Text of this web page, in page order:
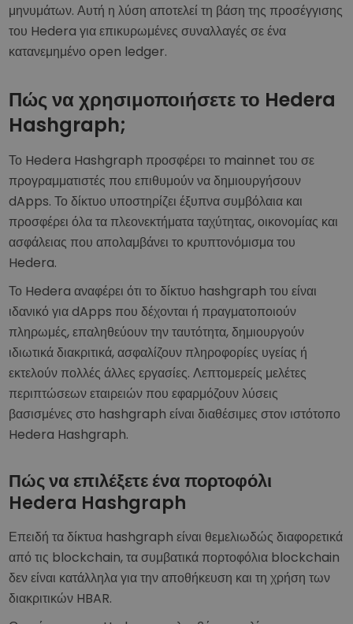
μηνυμάτων. Αυτή η λύση αποτελεί τη βάση της προσέγγισης
του Hedera για επικυρωμένες συναλλαγές σε ένα
κατανεμημένο open ledger.
Πώς να χρησιμοποιήσετε το Hedera
Hashgraph;
Το Hedera Hashgraph προσφέρει το mainnet του σε
προγραμματιστές που επιθυμούν να δημιουργήσουν
dApps. Το δίκτυο υποστηρίζει έξυπνα συμβόλαια και
προσφέρει όλα τα πλεονεκτήματα ταχύτητας, οικονομίας και
ασφάλειας που απολαμβάνει το κρυπτονόμισμα του
Hedera.
Το Hedera αναφέρει ότι το δίκτυο hashgraph του είναι
ιδανικό για dApps που δέχονται ή πραγματοποιούν
πληρωμές, επαληθεύουν την ταυτότητα, δημιουργούν
ιδιωτικά διακριτικά, ασφαλίζουν πληροφορίες υγείας ή
εκτελούν πολλές άλλες εργασίες. Λεπτομερείς μελέτες
περιπτώσεων εταιρειών που εφαρμόζουν λύσεις
βασισμένες στο hashgraph είναι διαθέσιμες στον ιστότοπο
Hedera Hashgraph.
Πώς να επιλέξετε ένα πορτοφόλι
Hedera Hashgraph
Επειδή τα δίκτυα hashgraph είναι θεμελιωδώς διαφορετικά
από τις blockchain, τα συμβατικά πορτοφόλια blockchain
δεν είναι κατάλληλα για την αποθήκευση και τη χρήση των
διακριτικών HBAR.